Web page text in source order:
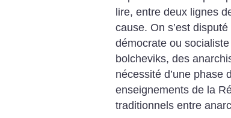
lire, entre deux lignes
cause. On s’est
démocrate ou socialiste
bolcheviks, des
nécessité d’une phase
enseignements de la
traditionnels entre